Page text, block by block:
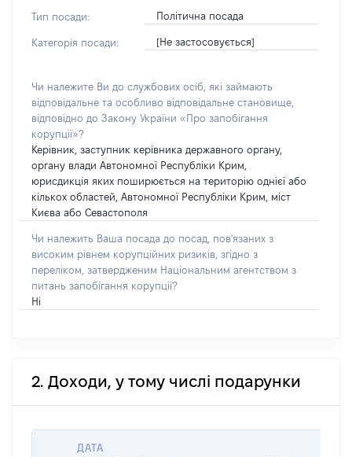
Тип посади: Політична посада
Категорія посади: [Не застосовується]
Чи належите Ви до службових осіб, які займають
відповідальне та особливо відповідальне становище,
відповідно до Закону України «Про запобігання
корупції»?
Керівник, заступник керівника державного органу,
органу влади Автономної Республіки Крим,
юрисдикція яких поширюється на територію однієї або
кількох областей, Автономної Республіки Крим, міст
Києва або Севастополя
Чи належить Ваша посада до посад, пов'язаних з
високим рівнем корупційних ризиків, згідно з
переліком, затвердженим Національним агентством з
питань запобігання корупції?
Ні
2. Доходи, у тому числі подарунки
ДАТА